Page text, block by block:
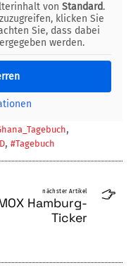
von Standard.
klicken Sie
Sie, dass dabei
werden.
,
, #Tagebuch
nächster Artikel
Hamburg-
Ticker